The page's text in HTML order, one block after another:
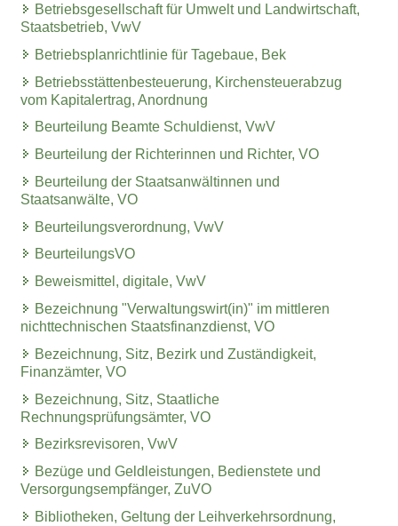
Betriebsgesellschaft für Umwelt und Landwirtschaft,
Staatsbetrieb, VwV
Betriebsplanrichtlinie für Tagebaue, Bek
Betriebsstättenbesteuerung, Kirchensteuerabzug
vom Kapitalertrag, Anordnung
Beurteilung Beamte Schuldienst, VwV
Beurteilung der Richterinnen und Richter, VO
Beurteilung der Staatsanwältinnen und
Staatsanwälte, VO
Beurteilungsverordnung, VwV
BeurteilungsVO
Beweismittel, digitale, VwV
Bezeichnung "Verwaltungswirt(in)" im mittleren
nichttechnischen Staatsfinanzdienst, VO
Bezeichnung, Sitz, Bezirk und Zuständigkeit,
Finanzämter, VO
Bezeichnung, Sitz, Staatliche
Rechnungsprüfungsämter, VO
Bezirksrevisoren, VwV
Bezüge und Geldleistungen, Bedienstete und
Versorgungsempfänger, ZuVO
Bibliotheken, Geltung der Leihverkehrsordnung,